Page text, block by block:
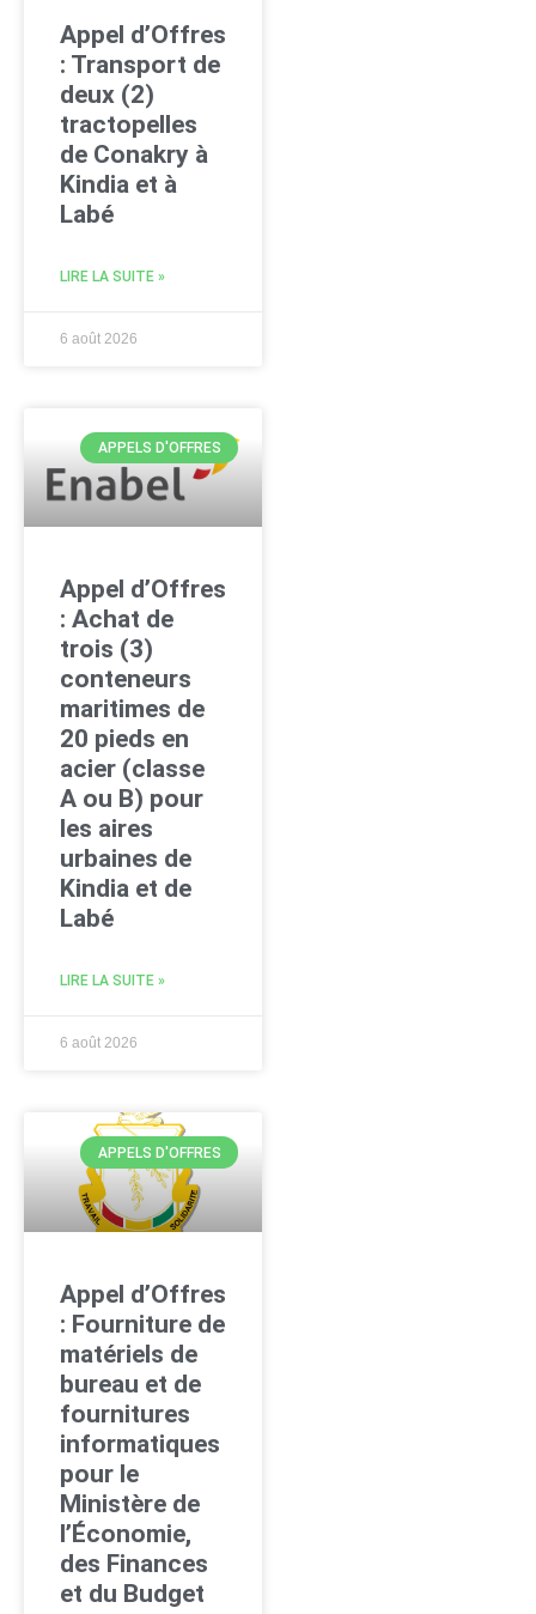
Appel d’Offres
: Transport de
deux (2)
tractopelles
de Conakry à
Kindia et à
Labé
LIRE LA SUITE »
6 août 2026
APPELS D'OFFRES
Appel d’Offres
: Achat de
trois (3)
conteneurs
maritimes de
20 pieds en
acier (classe
A ou B) pour
les aires
urbaines de
Kindia et de
Labé
LIRE LA SUITE »
6 août 2026
APPELS D'OFFRES
Appel d’Offres
: Fourniture de
matériels de
bureau et de
fournitures
informatiques
pour le
Ministère de
l’Économie,
des Finances
et du Budget